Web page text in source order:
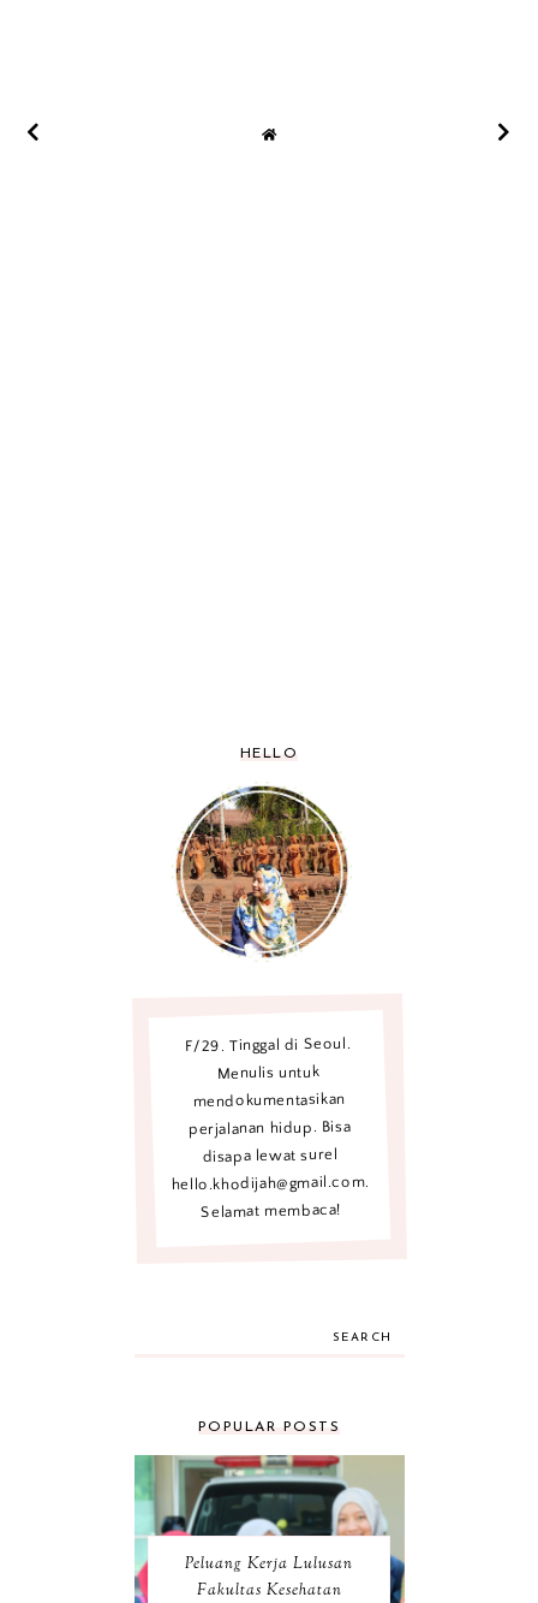
HELLO
F/29. Tinggal di Seoul.
Menulis untuk
mendokumentasikan
perjalanan hidup. Bisa
disapa lewat surel
hello.khodijah@gmail.com.
Selamat membaca!
SEARCH
POPULAR POSTS
Peluang Kerja Lulusan
Fakultas Kesehatan